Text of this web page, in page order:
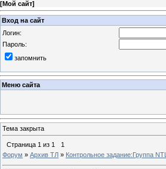
[Мой сайт]
Вход на сайт
Логин:
Пароль:
запомнить
Меню сайта
Тема закрыта
Страница 1 из 1
1
Форум » Архив ТЛ » Контрольное задание:Группа NTL